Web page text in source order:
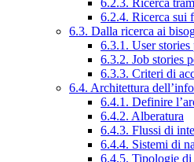
6.2.3. Ricerca
6.2.4. Ricerca sui
6.3. Dalla ricerca ai
6.3.1. User
6.3.2. Job stories
6.3.3. Criteri di
6.4. Architettura
6.4.1. Definire
6.4.2. Alberatura
6.4.3. Flussi di
6.4.4. Sistemi di
6.4.5. Tipologie di